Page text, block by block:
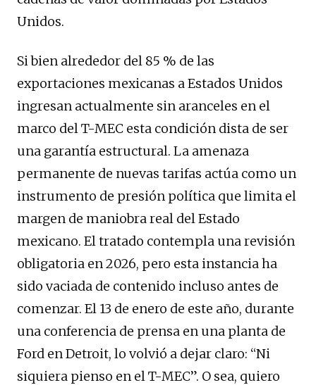
Unidos.
Si bien alrededor del 85 % de las
exportaciones mexicanas a Estados Unidos
ingresan actualmente sin aranceles en el
marco del T-MEC esta condición dista de ser
una garantía estructural. La amenaza
permanente de nuevas tarifas actúa como un
instrumento de presión política que limita el
margen de maniobra real del Estado
mexicano. El tratado contempla una revisión
obligatoria en 2026, pero esta instancia ha
sido vaciada de contenido incluso antes de
comenzar. El 13 de enero de este año, durante
una conferencia de prensa en una planta de
Ford en Detroit, lo volvió a dejar claro: “Ni
siquiera pienso en el T-MEC”. O sea, quiero